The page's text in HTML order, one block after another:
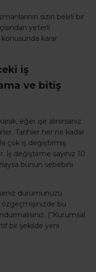
sizin belirli bir
yeterli
konusunda karar
iş
ve bitiş
eğer işe alınırsanız
Tarihler her ne kadar
çok iş değiştirmiş
İş değiştirme sayınız 10
bunun sebebini
durumunuzu
özgeçmişinizde bu
(‘’Kurumsal
bir şekilde yeni